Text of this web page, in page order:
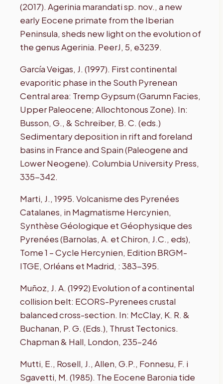
(2017). Agerinia marandati sp. nov., a new
early Eocene primate from the Iberian
Peninsula, sheds new light on the evolution of
the genus Agerinia. PeerJ, 5, e3239.
García Veigas, J. (1997). First continental
evaporitic phase in the South Pyrenean
Central area: Tremp Gypsum (Garumn Facies,
Upper Paleocene; Allochtonous Zone). In:
Busson, G., & Schreiber, B. C. (eds.)
Sedimentary deposition in rift and foreland
basins in France and Spain (Paleogene and
Lower Neogene). Columbia University Press,
335-342.
Marti, J., 1995. Volcanisme des Pyrenées
Catalanes, in Magmatisme Hercynien,
Synthèse Géologique et Géophysique des
Pyrenées (Barnolas, A. et Chiron, J.C., eds),
Tome 1 – Cycle Hercynien, Edition BRGM-
ITGE, Orléans et Madrid, : 383-395.
Muñoz, J. A. (1992) Evolution of a continental
collision belt: ECORS-Pyrenees crustal
balanced cross-section. In: McClay, K. R. &
Buchanan, P. G. (Eds.), Thrust Tectonics.
Chapman & Hall, London, 235–246
Mutti, E., Rosell, J., Allen, G.P., Fonnesu, F. i
Sgavetti, M. (1985). The Eocene Baronia tide